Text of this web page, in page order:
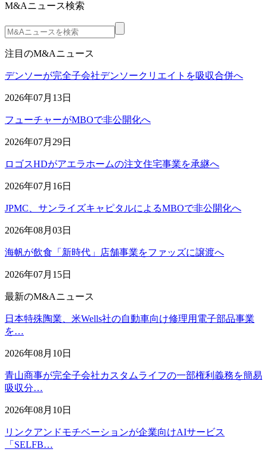
M&Aニュース検索
注目のM&Aニュース
デンソーが完全子会社デンソークリエイトを吸収合併へ
2026年07月13日
フューチャーがMBOで非公開化へ
2026年07月29日
ロゴスHDがアエラホームの注文住宅事業を承継へ
2026年07月16日
JPMC、サンライズキャピタルによるMBOで非公開化へ
2026年08月03日
海帆が飲食「新時代」店舗事業をファッズに譲渡へ
2026年07月15日
最新のM&Aニュース
日本特殊陶業、米Wells社の自動車向け修理用電子部品事業
を…
2026年08月10日
青山商事が完全子会社カスタムライフの一部権利義務を簡易
吸収分…
2026年08月10日
リンクアンドモチベーションが企業向けAIサービス
「SELFB…